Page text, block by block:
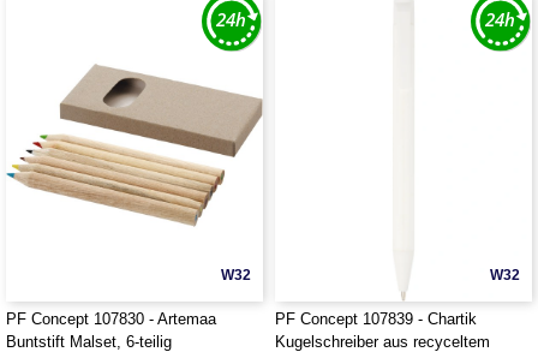
W32
PF Concept 107830 - Artemaa
Buntstift Malset, 6-teilig
W32
PF Concept 107839 - Chartik
Kugelschreiber aus recyceltem